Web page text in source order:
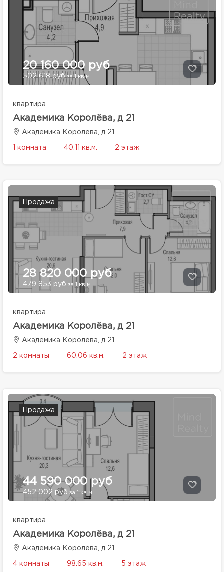
20 160 000 руб
502 618 рубза 1 кв.м.
квартира
Академика Королёва, д 21
Академика Королёва, д 21
1 комната 40.11 кв.м. 2 этаж
Продажа
28 820 000 руб
479 853 руб за 1 кв.м.
квартира
Академика Королёва, д 21
Академика Королёва, д 21
2 комнаты 60.06 кв.м. 2 этаж
Продажа
44 590 000 руб
452 002 руб за 1 кв.м.
квартира
Академика Королёва, д 21
Академика Королёва, д 21
4 комнаты 98.65 кв.м. 5 этаж